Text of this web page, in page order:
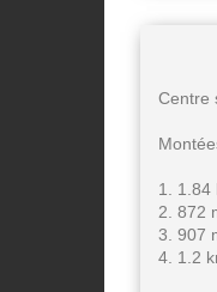
Centre
1. 1.84
2. 872
3. 907
4. 1.2